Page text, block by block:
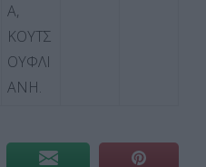
Α,
ΚΟΥΤΣ
ΟΥΦΛΙ
ΑΝΗ.